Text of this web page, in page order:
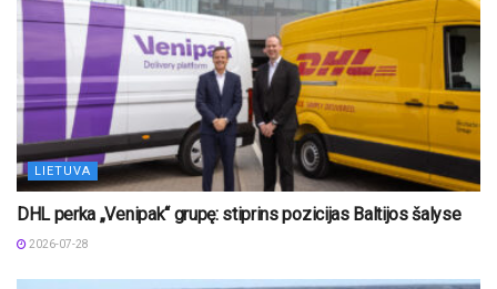
LIETUVA
DHL perka „Venipak“ grupę: stiprins pozicijas Baltijos šalyse
2026-07-28